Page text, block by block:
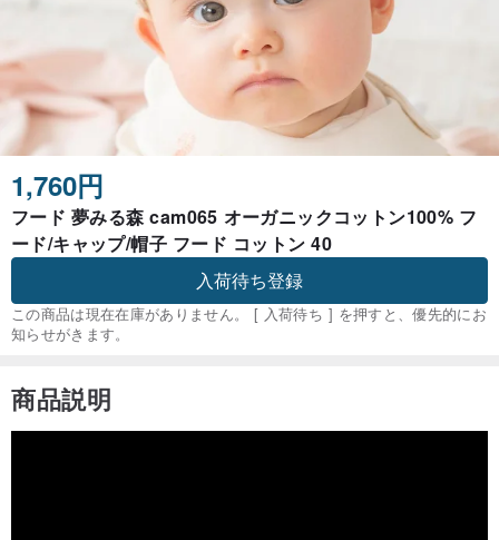
1,760円
フード 夢みる森 cam065 オーガニックコットン100% フ
ード/キャップ/帽子 フード コットン 40
入荷待ち登録
この商品は現在在庫がありません。 [ 入荷待ち ] を押すと、優先的にお
知らせがきます。
商品説明